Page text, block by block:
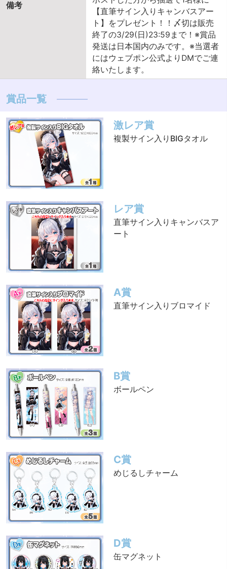
備考
【直筆サイン入りキャンバスアー
ト】をプレゼント！！〆切は販売
終了の3/29(日)23:59まで！※賞品
発送は日本国内のみです。※当選者
にはウェブポン公式よりDMでご連
絡いたします。
賞品一覧
激レア賞
複製サイン入りBIGタオル
レア賞
直筆サイン入りキャンバスア
ート
A賞
直筆サイン入りブロマイド
B賞
ボールペン
C賞
めじるしチャーム
D賞
缶マグネット